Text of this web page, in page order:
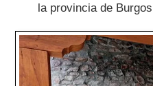
la provincia de